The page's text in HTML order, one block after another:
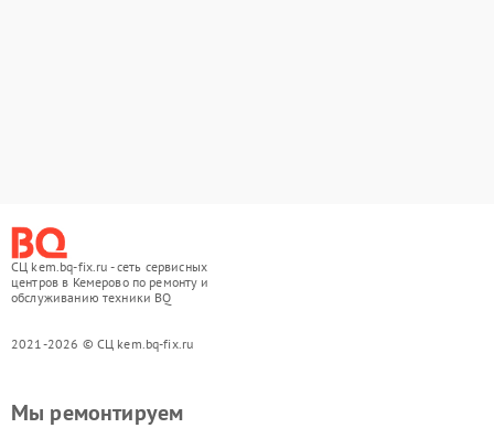
СЦ kem.bq-fix.ru - сеть сервисных
центров в Кемерово по ремонту и
обслуживанию техники BQ
2021-2026 © СЦ kem.bq-fix.ru
Мы ремонтируем